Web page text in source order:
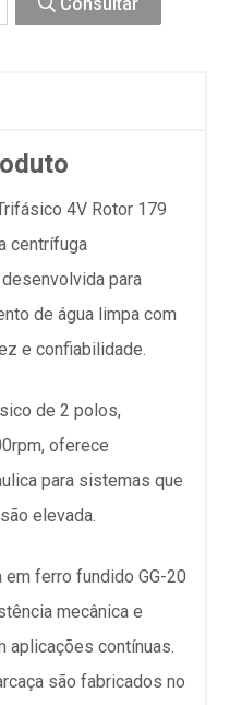
Consultar
4V Rotor 179
centrífuga
para
de água limpa com
e confiabilidade.
de 2 polos,
oferece
para sistemas que
elevada.
ferro fundido GG-20
mecânica e
aplicações contínuas.
são fabricados no